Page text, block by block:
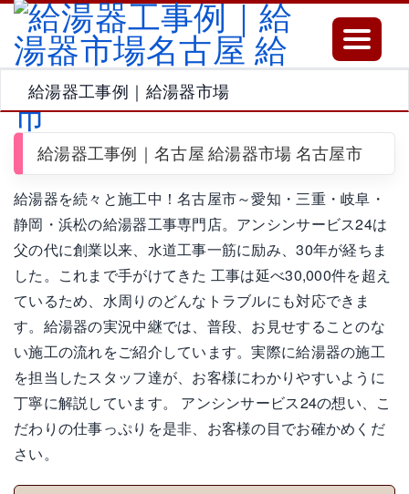
Toggle
給湯器工事例｜給湯器市場
給湯器工事例｜名古屋 給湯器市場 名古屋市
給湯器を続々と施工中！名古屋市～愛知・三重・岐阜・
静岡・浜松の給湯器工事専門店。アンシンサービス24は
父の代に創業以来、水道工事一筋に励み、30年が経ちま
した。これまで手がけてきた 工事は延べ30,000件を超え
ているため、水周りのどんなトラブルにも対応できま
す。給湯器の実況中継では、普段、お見せすることのな
い施工の流れをご紹介しています。実際に給湯器の施工
を担当したスタッフ達が、お客様にわかりやすいように
丁寧に解説しています。 アンシンサービス24の想い、こ
だわりの仕事っぷりを是非、お客様の目でお確かめくだ
さい。